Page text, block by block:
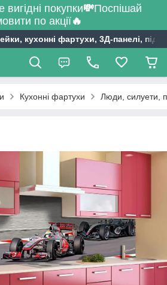
покупки💸Поспішай
по акції🔥
кухонні фартухи, 3Д-панелі,
Кухонні фартухи Люди, силуети,